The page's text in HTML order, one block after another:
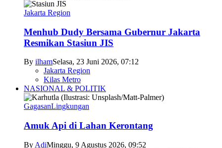
Jakarta Region
Menhub Dudy Bersama Gubernur Jakarta
Resmikan Stasiun JIS
By ilhamSelasa, 23 Juni 2026, 07:12
Jakarta Region
Kilas Metro
NASIONAL & POLITIK
GagasanLingkungan
Amuk Api di Lahan Kerontang
By AdiMinggu, 9 Agustus 2026, 09:52